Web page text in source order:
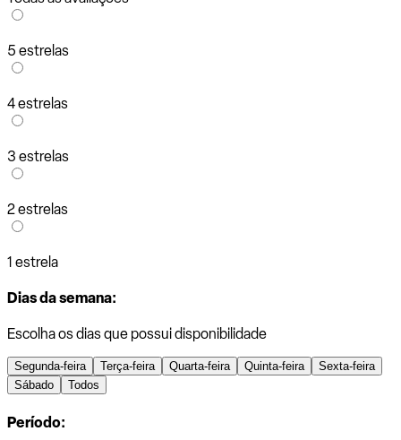
5 estrelas
4 estrelas
3 estrelas
2 estrelas
1 estrela
Dias da semana:
Escolha os dias que possui disponibilidade
Segunda-feira Terça-feira Quarta-feira Quinta-feira
Sexta-feira
Sábado
Todos
Período: